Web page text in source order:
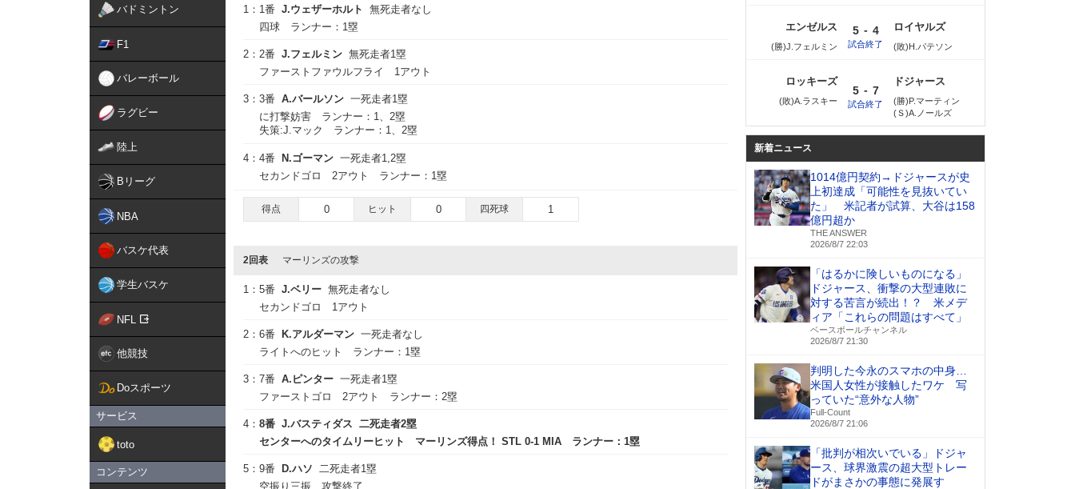
バドミントン
F1
バレーボール
ラグビー
陸上
Bリーグ
NBA
バスケ代表
学生バスケ
NFL
他競技
Doスポーツ
サービス
toto
コンテンツ
1： 1番 J.ウェザーホルト
無死走者なし
四球 ランナー：1塁
2： 2番 J.フェルミン 無死走者1塁
ファーストファウルフライ 1アウト
3： 3番 A.バールソン 一死走者1塁
に打撃妨害 ランナー：1、2塁
失策:J.マック ランナー：1、2塁
4： 4番 N.ゴーマン 一死走者1,2塁
セカンドゴロ 2アウト ランナー：1塁
得点 0 ヒット 0 四死球 1
2回表 マーリンズの攻撃
1： 5番 J.ベリー 無死走者なし
セカンドゴロ 1アウト
2： 6番 K.アルダーマン 一死走者なし
ライトへのヒット ランナー：1塁
3： 7番 A.ピンター 一死走者1塁
ファーストゴロ 2アウト ランナー：2塁
4： 8番 J.バスティダス 二死走者2塁
センターへのタイムリーヒット マーリンズ得点！ STL 0-1 MIA ランナー：1塁
5： 9番 D.ハソ 二死走者1塁
空振り三振 攻撃終了
エンゼルス
(勝)J.フェルミン
5 - 4
試合終了
ロイヤルズ
(敗)H.パテソン
ロッキーズ
(敗)A.ラスキー
5 - 7
試合終了
ドジャース
(勝)P.マーティン
(Ｓ)A.ノールズ
新着ニュース
1014億円契約→ドジャースが史
上初達成「可能性を見抜いてい
た」 米記者が試算、大谷は158
億円超か
THE ANSWER
2026/8/7 22:03
「はるかに険しいものになる」
ドジャース、衝撃の大型連敗に
対する苦言が続出！？ 米メデ
ィア「これらの問題はすべて」
ベースボールチャンネル
2026/8/7 21:30
判明した今永のスマホの中身…
米国人女性が接触したワケ 写
っていた“意外な人物”
Full-Count
2026/8/7 21:06
「批判が相次いでいる」ドジャ
ース、球界激震の超大型トレー
ドがまさかの事態に発展す